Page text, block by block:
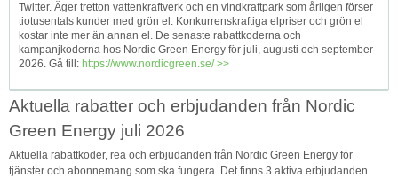
Twitter. Äger tretton vattenkraftverk och en vindkraftpark som årligen förser
tiotusentals kunder med grön el. Konkurrenskraftiga elpriser och grön el
kostar inte mer än annan el. De senaste rabattkoderna och
kampanjkoderna hos Nordic Green Energy för juli, augusti och september
2026. Gå till: https://www.nordicgreen.se/ >>
Aktuella rabatter och erbjudanden från Nordic
Green Energy juli 2026
Aktuella rabattkoder, rea och erbjudanden från Nordic Green Energy för
tjänster och abonnemang som ska fungera. Det finns 3 aktiva erbjudanden.